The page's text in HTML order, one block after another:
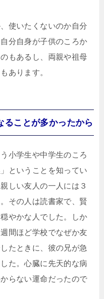
使いたくないのか自分
分自身が子供のころか
もあるし、両親や祖母
あります。
ることが多かったから
小学生や中学生のころ
ということを知ってい
しい友人の一人には３
その人は読書家で、賢
やかな人でした。しか
間ほど学校でなぜか友
たときに、彼の兄が急
た。心臓に先天的な病
らない運命だったので